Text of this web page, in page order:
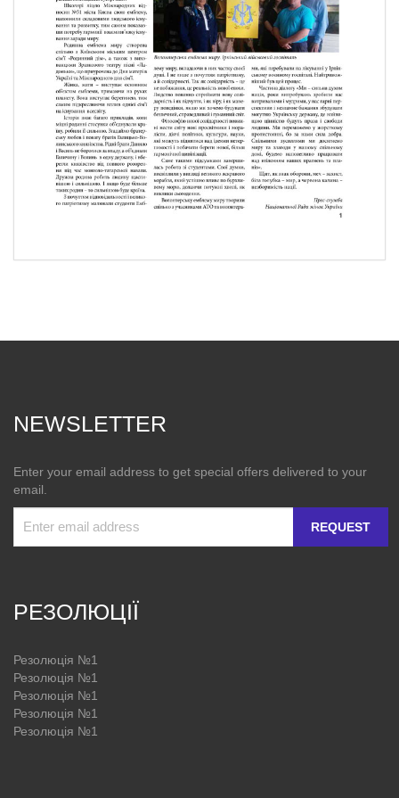
NEWSLETTER
Enter your email address to get special offers delivered to your
email.
REQUEST
РЕЗОЛЮЦІЇ
Резолюція №1
Резолюція №1
Резолюція №1
Резолюція №1
Резолюція №1